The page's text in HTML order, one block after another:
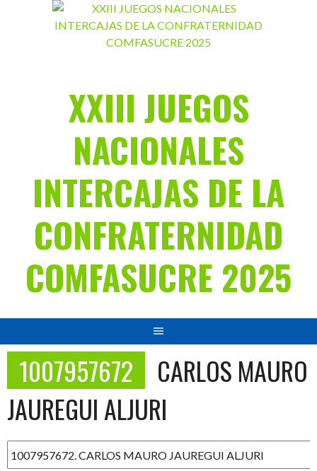
XXIII JUEGOS
NACIONALES
INTERCAJAS DE LA
CONFRATERNIDAD
COMFASUCRE 2025
1007957672
CARLOS MAURO
JAUREGUI ALJURI